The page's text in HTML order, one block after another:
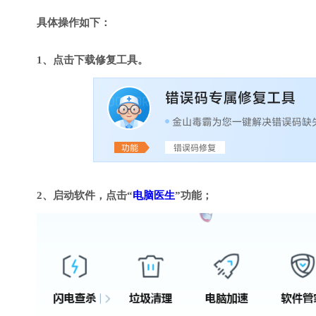
具体操作如下：
1、点击下载修复工具。
2、启动软件，点击“电脑医生”功能；